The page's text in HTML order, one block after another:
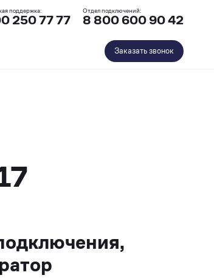
поддержка:
250 77 77
Отдел подключений:
8 800 600 90 42
Заказать звонок